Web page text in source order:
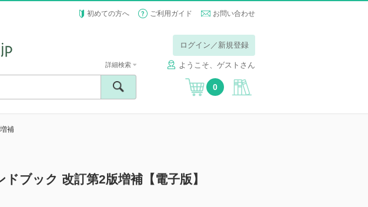
初めての方へ ご利用ガイド お問い合わせ
ログイン／新規登録
ようこそ、ゲストさん
詳細検索
0
補
ブック 改訂第2版増補【電子版】